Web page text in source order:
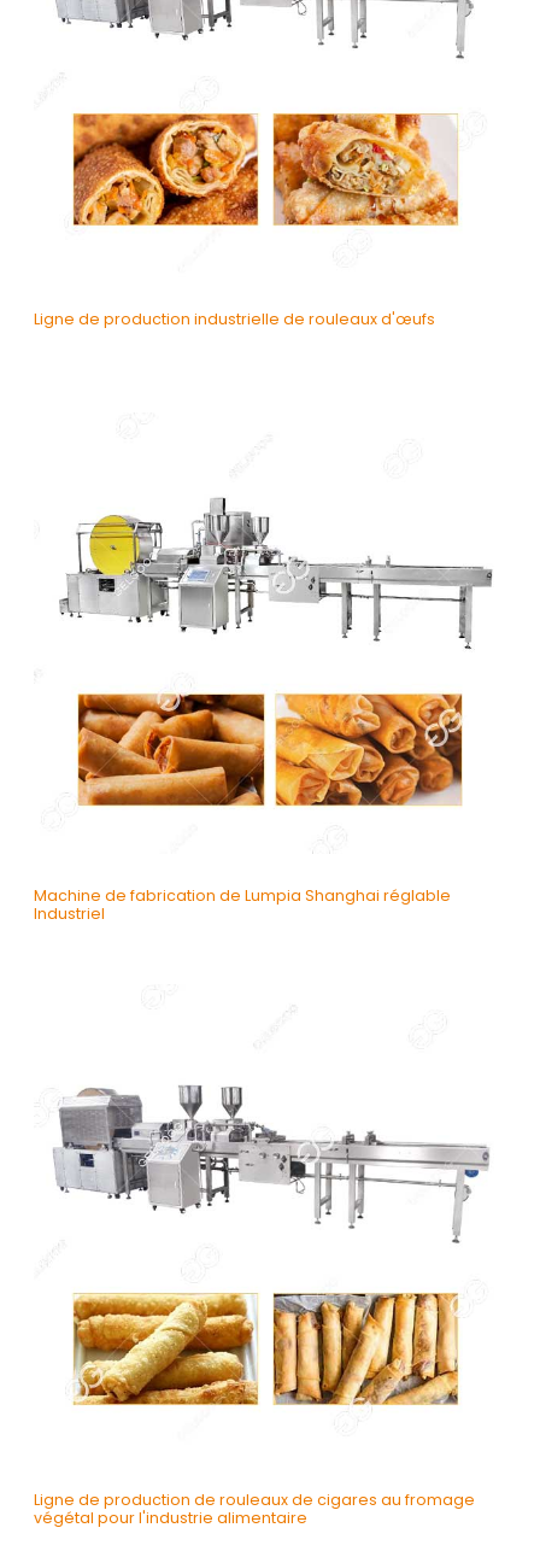
Ligne de production industrielle de rouleaux d'œufs
Machine de fabrication de Lumpia Shanghai réglable
Industriel
Ligne de production de rouleaux de cigares au fromage
végétal pour l'industrie alimentaire